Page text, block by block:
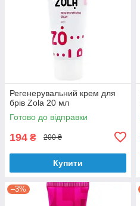
Регенерувальний крем для
брів Zola 20 мл
Готово до відправки
194 ₴ 200 ₴
Купити
–3%